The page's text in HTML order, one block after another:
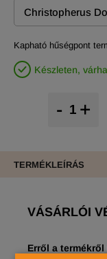
Kapható hűségpont
Készleten,
+
-
TERMÉKLEÍRÁS
VÁSÁRLÓI
Erről a